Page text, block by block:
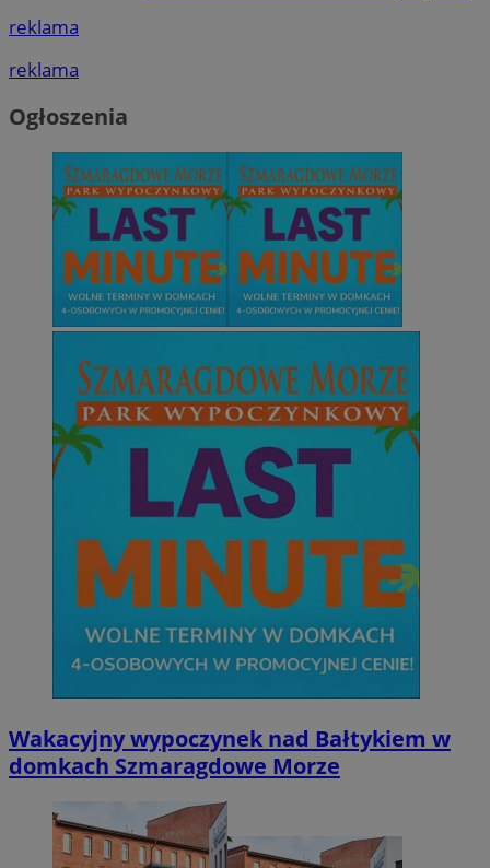
reklama
reklama
Ogłoszenia
Wakacyjny wypoczynek nad Bałtykiem w
domkach Szmaragdowe Morze